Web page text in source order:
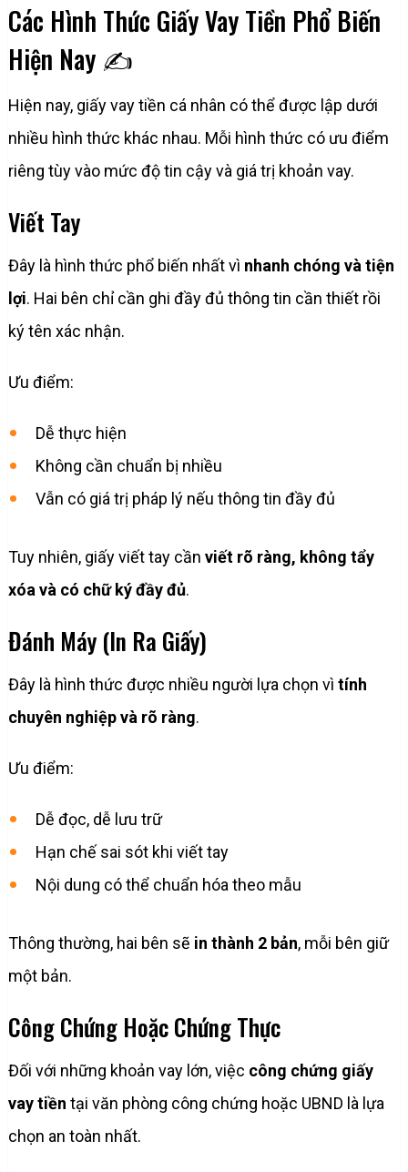
Các Hình Thức Giấy Vay Tiền Phổ Biến
Hiện Nay ✍️
Hiện nay, giấy vay tiền cá nhân có thể được lập dưới
nhiều hình thức khác nhau. Mỗi hình thức có ưu điểm
riêng tùy vào mức độ tin cậy và giá trị khoản vay.
Viết Tay
Đây là hình thức phổ biến nhất vì nhanh chóng và tiện
lợi. Hai bên chỉ cần ghi đầy đủ thông tin cần thiết rồi
ký tên xác nhận.
Ưu điểm:
Dễ thực hiện
Không cần chuẩn bị nhiều
Vẫn có giá trị pháp lý nếu thông tin đầy đủ
Tuy nhiên, giấy viết tay cần viết rõ ràng, không tẩy
xóa và có chữ ký đầy đủ.
Đánh Máy (In Ra Giấy)
Đây là hình thức được nhiều người lựa chọn vì tính
chuyên nghiệp và rõ ràng.
Ưu điểm:
Dễ đọc, dễ lưu trữ
Hạn chế sai sót khi viết tay
Nội dung có thể chuẩn hóa theo mẫu
Thông thường, hai bên sẽ in thành 2 bản, mỗi bên giữ
một bản.
Công Chứng Hoặc Chứng Thực
Đối với những khoản vay lớn, việc công chứng giấy
vay tiền tại văn phòng công chứng hoặc UBND là lựa
chọn an toàn nhất.